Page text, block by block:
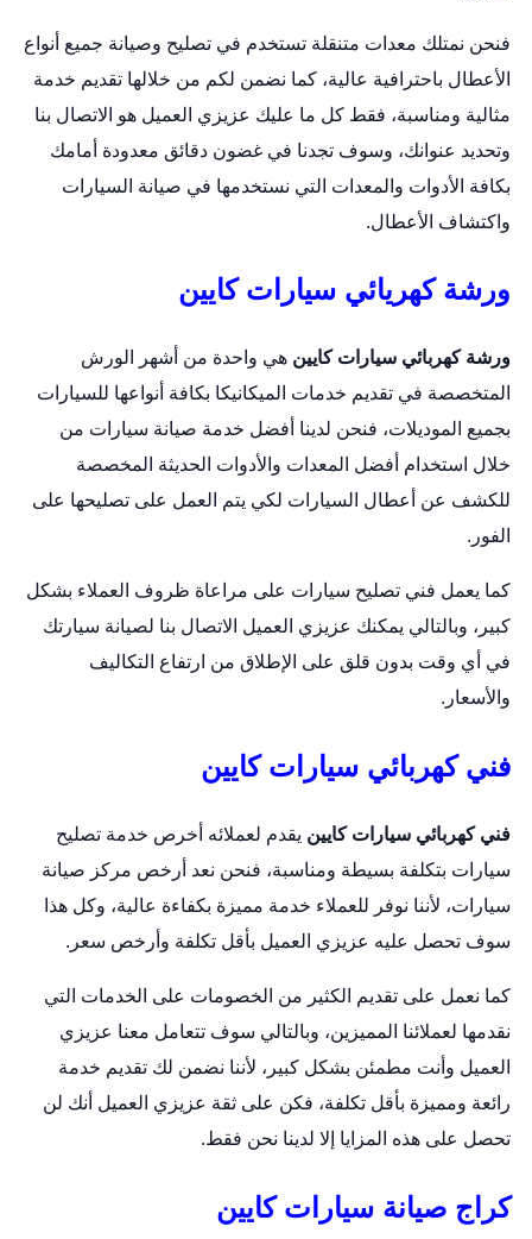
فنحن نمتلك معدات متنقلة تستخدم في تصليح وصيانة جميع أنواع
الأعطال باحترافية عالية، كما نضمن لكم من خلالها تقديم خدمة
مثالية ومناسبة، فقط كل ما عليك عزيزي العميل هو الاتصال بنا
وتحديد عنوانك، وسوف تجدنا في غضون دقائق معدودة أمامك
بكافة الأدوات والمعدات التي نستخدمها في صيانة السيارات
واكتشاف الأعطال.
ورشة كهريائي سيارات كايين
ورشة كهربائي سيارات كايين هي واحدة من أشهر الورش
المتخصصة في تقديم خدمات الميكانيكا بكافة أنواعها للسيارات
بجميع الموديلات، فنحن لدينا أفضل خدمة صيانة سيارات من
خلال استخدام أفضل المعدات والأدوات الحديثة المخصصة
للكشف عن أعطال السيارات لكي يتم العمل على تصليحها على
الفور.
كما يعمل فني تصليح سيارات على مراعاة ظروف العملاء بشكل
كبير، وبالتالي يمكنك عزيزي العميل الاتصال بنا لصيانة سيارتك
في أي وقت بدون قلق على الإطلاق من ارتفاع التكاليف
والأسعار.
فني كهربائي سيارات كايين
فني كهربائي سيارات كايين يقدم لعملائه أخرص خدمة تصليح
سيارات بتكلفة بسيطة ومناسبة، فنحن نعد أرخص مركز صيانة
سيارات، لأننا نوفر للعملاء خدمة مميزة بكفاءة عالية، وكل هذا
سوف تحصل عليه عزيزي العميل بأقل تكلفة وأرخص سعر.
كما نعمل على تقديم الكثير من الخصومات على الخدمات التي
نقدمها لعملائنا المميزين، وبالتالي سوف تتعامل معنا عزيزي
العميل وأنت مطمئن بشكل كبير، لأننا نضمن لك تقديم خدمة
رائعة ومميزة بأقل تكلفة، فكن على ثقة عزيزي العميل أنك لن
تحصل على هذه المزايا إلا لدينا نحن فقط.
كراج صيانة سيارات كايين